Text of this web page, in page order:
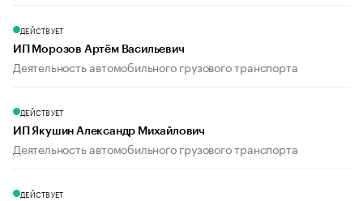
ДЕЙСТВУЕТ
ИП Морозов Артём Васильевич
Деятельность автомобильного грузового транспорта
ДЕЙСТВУЕТ
ИП Якушин Александр Михайлович
Деятельность автомобильного грузового транспорта
ДЕЙСТВУЕТ